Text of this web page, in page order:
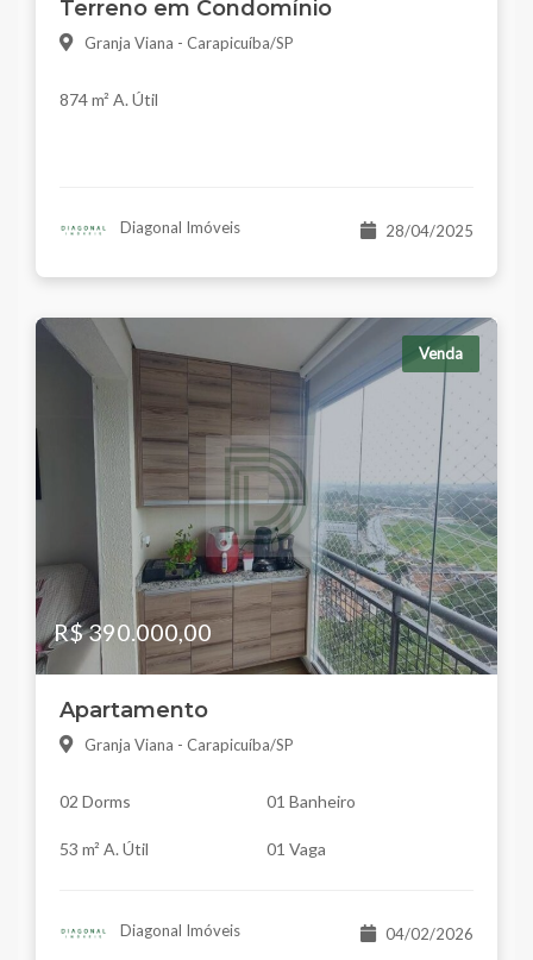
Terreno em Condomínio
Granja Viana - Carapicuíba/SP
874 m² A. Útil
Diagonal Imóveis 28/04/2025
Venda
R$ 390.000,00
Apartamento
Granja Viana - Carapicuíba/SP
02 Dorms 01 Banheiro
53 m² A. Útil 01 Vaga
Diagonal Imóveis 04/02/2026